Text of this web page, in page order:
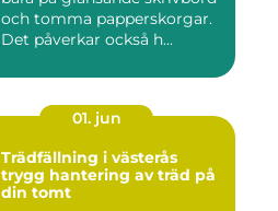
och tomma papperskorgar.
Det påverkar också h...
01. jun
Trädfällning i västerås
trygg hantering av träd på
din tomt